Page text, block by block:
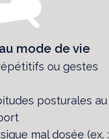
mode de vie
ou gestes
posturales au
mal dosée (ex. :